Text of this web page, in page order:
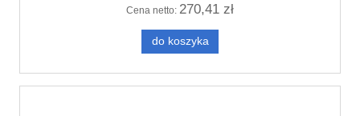
Cena netto: 270,41 zł
do koszyka